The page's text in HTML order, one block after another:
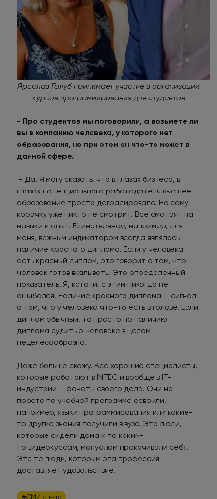
Ярослав Голуб принимает участие в организации
курсов программирования для студентов
- Про студентов мы поговорили, а возьмете ли
вы в компанию человека, у которого нет
образования, но при этом он что-то может в
данной сфере.
- Да. Я могу сказать, что в глазах бизнеса, в
глазах потенциального работодателя высшее
образование просто деградировало. На саму
корочку уже никто не смотрит. Все смотрят на
навыки и опыт. Единственное, например, для
меня, важным индикатором всегда являлось
наличие красного диплома. Если у человека
есть красный диплом, это говорит о том, что
человек готов вкалывать. Это определенный
показатель. Я, кстати, с этим никогда не
ошибался. Наличие красного диплома — сигнал
о том, что у человека что-то есть в голове. Если
диплом обычный, то просто по наличию
диплома судить о человеке в целом
нецелесообразно.
Даже больше скажу. Все хорошие специалисты,
которые работают в INTEC и вообще в IT-
индустрии — фанаты своего дела. Они не
просто по учебной программе освоили,
например, языки программирования или какие-
то другие знания получили в вузе. Это люди,
которые сидели дома и по каким-
то видеокурсам, мануалам прокачивали себя.
Это те люди, которым эта профессия
доставляет удовольствие.
#СМИ о нас